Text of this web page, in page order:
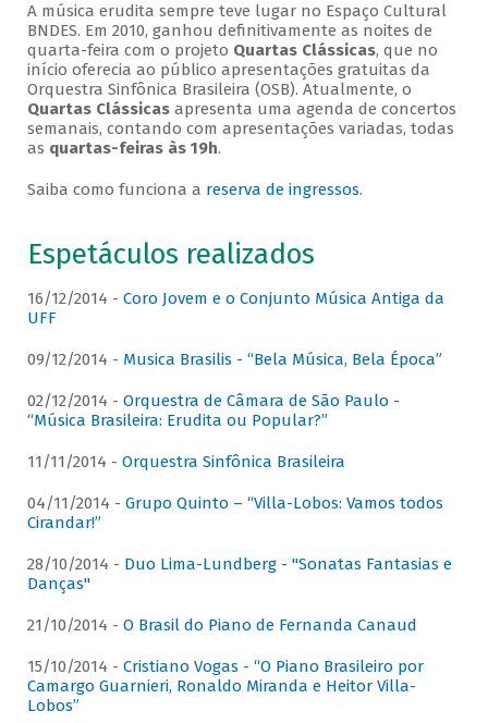
A música erudita sempre teve lugar no Espaço Cultural
BNDES. Em 2010, ganhou definitivamente as noites de
quarta-feira com o projeto Quartas Clássicas, que no
início oferecia ao público apresentações gratuitas da
Orquestra Sinfônica Brasileira (OSB). Atualmente, o
Quartas Clássicasapresenta uma agenda de concertos
semanais, contando com apresentações variadas, todas
as quartas-feiras às 19h.
Saiba como funciona a reserva de ingressos.
Espetáculos realizados
16/12/2014 - Coro Jovem e o Conjunto Música Antiga da
UFF
09/12/2014 - Musica Brasilis - “Bela Música, Bela Época”
02/12/2014 - Orquestra de Câmara de São Paulo -
“Música Brasileira: Erudita ou Popular?”
11/11/2014 - Orquestra Sinfônica Brasileira
04/11/2014 - Grupo Quinto – “Villa-Lobos: Vamos todos
Cirandar!”
28/10/2014 - Duo Lima-Lundberg - "Sonatas Fantasias e
Danças"
21/10/2014 - O Brasil do Piano de Fernanda Canaud
15/10/2014 - Cristiano Vogas - “O Piano Brasileiro por
Camargo Guarnieri, Ronaldo Miranda e Heitor Villa-
Lobos”